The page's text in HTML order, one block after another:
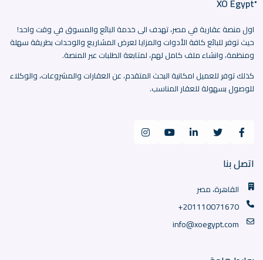
اول منصة عقارية في مصر، تهدف الى خدمة البائع والمسوق في وقت واحد!
حيث توفر للبائع كافة الأدوات والمزايا لعرض المشاريع والوحدات بطريقة سهلة
ومنظمة، وانشاء ملف كامل لهم، لمتابعة الطلبات عبر المنصة.
كذلك توفر للعميل امكانية البحث المتقدم، عن العقارات والمشروعات، والوكلاء
للوصول بسهولة للعقار المناسب.
اتصل بنا
القاهرة، مصر
+201110071670
info@xoegypt.com